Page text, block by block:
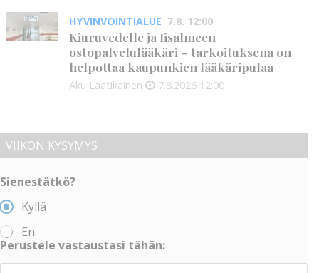
HYVINVOINTIALUE 7.8. 12:00
Kiuruvedelle ja Iisalmeen
ostopalvelulääkäri – tarkoituksena on
helpottaa kaupunkien lääkäripulaa
Aku Laatikainen 7.8.2026 12:00
VIIKON KYSYMYS
Sienestätkö?
Kyllä
En
Perustele vastaustasi tähän: